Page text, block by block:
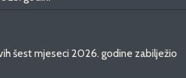
šest mjeseci 2026. godine zabilježio